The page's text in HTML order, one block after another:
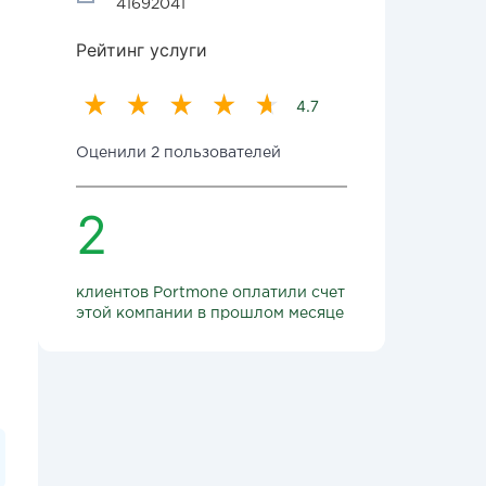
41692041
Рейтинг услуги
4.7
Оценили 2 пользователей
2
клиентов Portmone оплатили счет
этой компании в прошлом месяце